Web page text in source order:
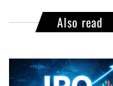
Also read